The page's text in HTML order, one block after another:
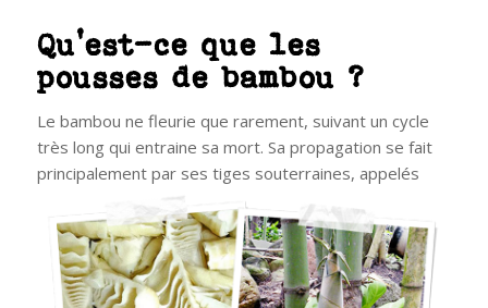
Qu’est-ce que les
pousses de bambou ?
Le bambou ne fleurie que rarement, suivant un cycle
très long qui entraine sa mort. Sa propagation se fait
principalement par ses tiges souterraines, appelés